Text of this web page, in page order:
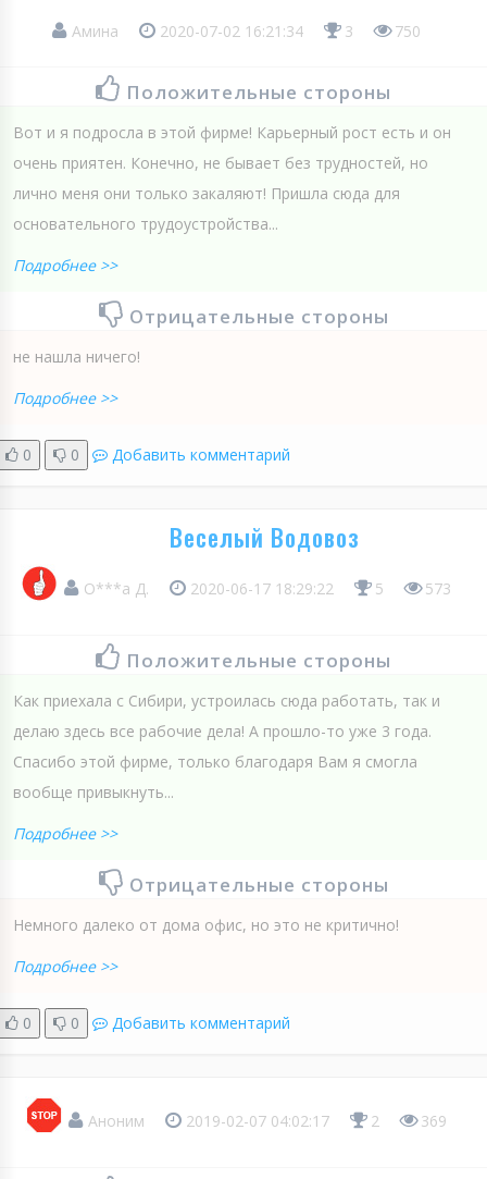
Амина 2020-07-02 16:21:34 3 750
Положительные стороны
Вот и я подросла в этой фирме! Карьерный рост есть и он
очень приятен. Конечно, не бывает без трудностей, но
лично меня они только закаляют! Пришла сюда для
основательного трудоустройства...
Подробнее >>
Отрицательные стороны
не нашла ничего!
Подробнее >>
0 0 Добавить комментарий
Веселый Водовоз
О***а Д. 2020-06-17 18:29:22 5 573
Положительные стороны
Как приехала с Сибири, устроилась сюда работать, так и
делаю здесь все рабочие дела! А прошло-то уже 3 года.
Спасибо этой фирме, только благодаря Вам я смогла
вообще привыкнуть...
Подробнее >>
Отрицательные стороны
Немного далеко от дома офис, но это не критично!
Подробнее >>
0 0 Добавить комментарий
Аноним 2019-02-07 04:02:17 2 369